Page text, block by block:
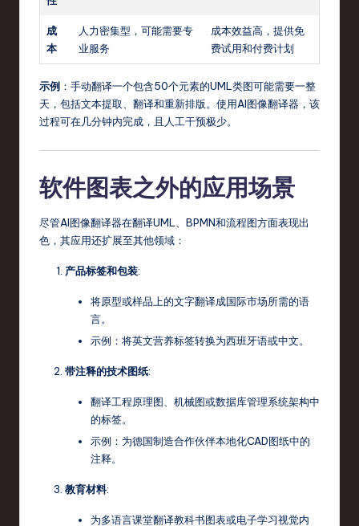
成
本
人力密集型，可能需要专
业服务
成本效益高，提供免
费试用和付费计划
示例 ：手动翻译一个包含50个元素的UML类图可能需要一整
天，包括文本提取、翻译和重新排版。使用AI图像翻译器，该
过程可在几分钟内完成，且人工干预极少。
软件图表之外的应用场景
尽管AI图像翻译器在翻译UML、BPMN和流程图方面表现出
色，其应用还扩展至其他领域：
产品标签和包装:
将原型或样品上的文字翻译成国际市场所需的语
言。
示例：将英文营养标签转换为西班牙语或中文。
带注释的技术图纸:
翻译工程原理图、机械图或数据库管理系统架构中
的标签。
示例：为德国制造合作伙伴本地化CAD图纸中的
注释。
教育材料:
为多语言课堂翻译教科书图表或电子学习视觉内